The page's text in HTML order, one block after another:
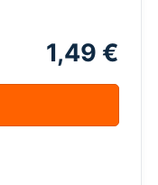
1,49 €